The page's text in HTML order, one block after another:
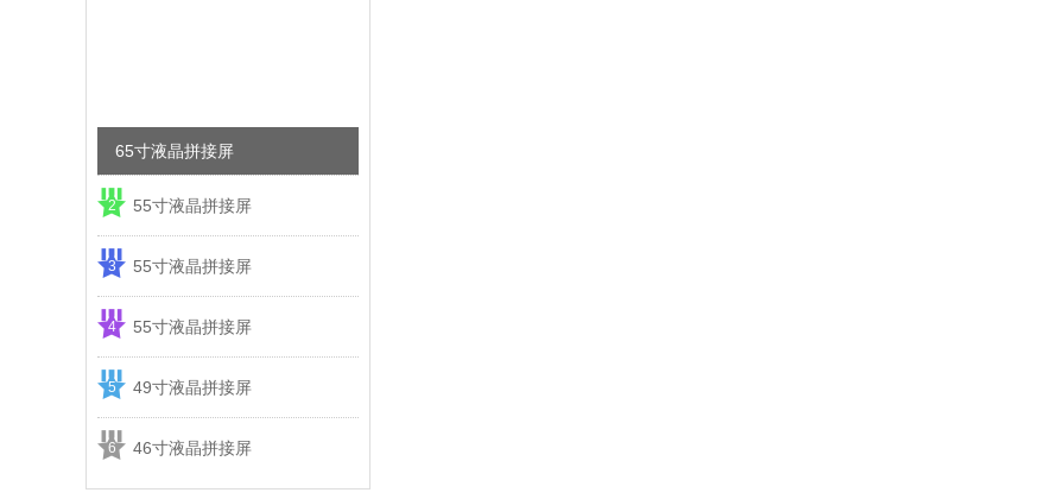
65寸液晶拼接屏
2 55寸液晶拼接屏
3 55寸液晶拼接屏
4 55寸液晶拼接屏
5 49寸液晶拼接屏
6 46寸液晶拼接屏